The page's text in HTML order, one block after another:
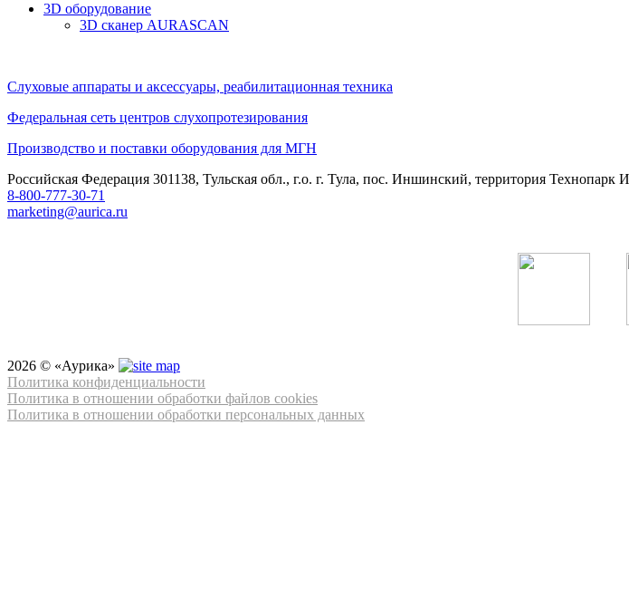
3D оборудование
3D сканер AURASCAN
Слуховые аппараты и аксессуары, реабилитационная техника
Федеральная сеть центров слухопротезирования
Производство и поставки оборудования для МГН
Российская Федерация 301138, Тульская обл., г.о. г. Тула, пос. Иншинский, территория
8-800-777-30-71
marketing@aurica.ru
2026 © «Аурика»
Политика конфиденциальности
Политика в отношении обработки файлов cookies
Политика в отношении обработки персональных данных